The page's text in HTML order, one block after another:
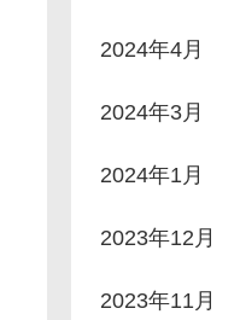
2024年4月
2024年3月
2024年1月
2023年12月
2023年11月